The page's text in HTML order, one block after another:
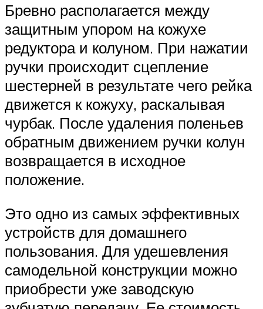
Бревно располагается между
защитным упором на кожухе
редуктора и колуном. При нажатии
ручки происходит сцепление
шестерней в результате чего рейка
движется к кожуху, раскалывая
чурбак. После удаления поленьев
обратным движением ручки колун
возвращается в исходное
положение.
Это одно из самых эффективных
устройств для домашнего
пользования. Для удешевления
самодельной конструкции можно
приобрести уже заводскую